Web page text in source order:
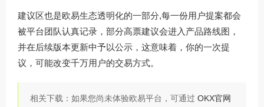
建议区也是欧易生态透明化的一部分,每一份用户提案都会
被平台团队认真记录，部分高票建议会进入产品路线图，
并在后续版本更新中予以公示，这意味着，你的一次提
议，可能改变千万用户的交易方式。
相关下载：如果您尚未体验欧易平台，可通过 OKX官网